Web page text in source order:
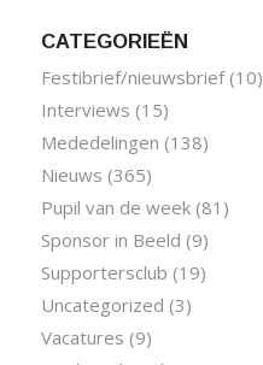
CATEGORIEËN
Festibrief/nieuwsbrief(10)
Interviews (15)
Mededelingen (138)
Nieuws (365)
Pupil van de week(81)
Sponsor in Beeld (9)
Supportersclub (19)
Uncategorized (3)
Vacatures (9)